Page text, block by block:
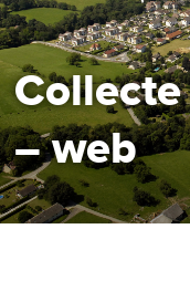
– web